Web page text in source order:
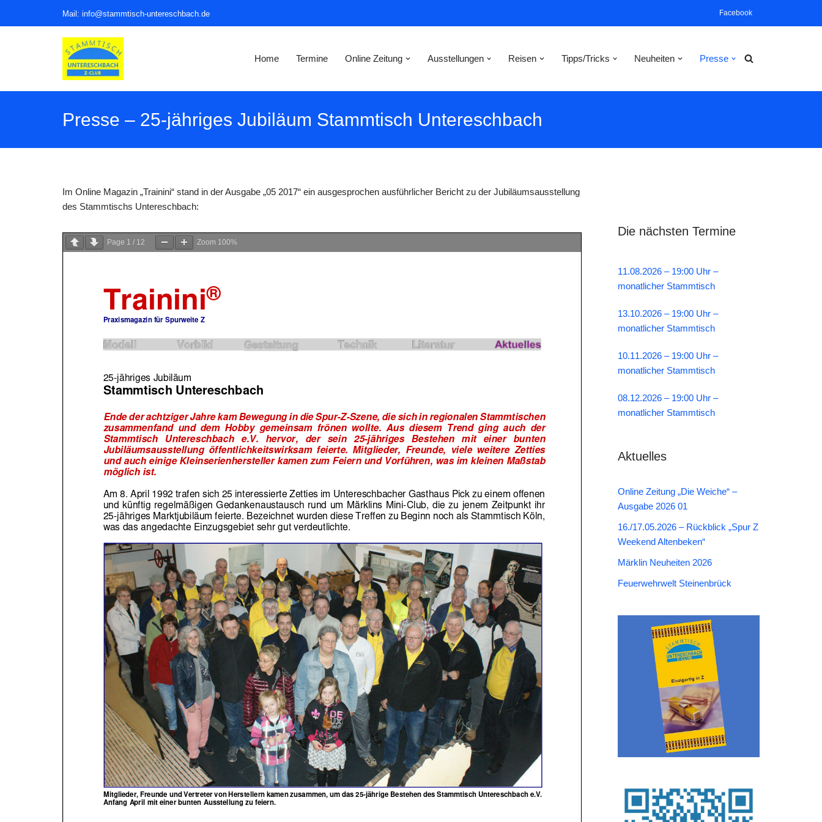
Mail: info@stammtisch-untereschbach.de Facebook
Home Termine Online Zeitung Ausstellungen Reisen Tipps/Tricks Neuheiten Presse
Presse – 25-jähriges Jubiläum Stammtisch Untereschbach
Im Online Magazin „Trainini“ stand in der Ausgabe „05 2017“ ein ausgesprochen ausführlicher Bericht zu der Jubiläumsausstellung
des Stammtischs Untereschbach:
Page 1 / 12 Zoom 100%
Die nächsten Termine
11.08.2026 – 19:00 Uhr –
monatlicher Stammtisch
13.10.2026 – 19:00 Uhr –
monatlicher Stammtisch
10.11.2026 – 19:00 Uhr –
monatlicher Stammtisch
08.12.2026 – 19:00 Uhr –
monatlicher Stammtisch
Aktuelles
Online Zeitung „Die Weiche“ –
Ausgabe 2026 01
16./17.05.2026 – Rückblick „Spur Z
Weekend Altenbeken“
Märklin Neuheiten 2026
Feuerwehrwelt Steinenbrück